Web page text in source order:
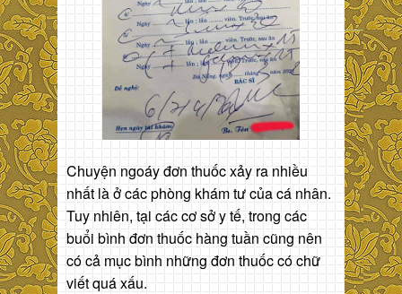
Chuyện ngoáy đơn thuốc xảy ra nhiều
nhất là ở các phòng khám tư của cá nhân.
Tuy nhiên, tại các cơ sở y tế, trong các
buổi bình đơn thuốc hàng tuần cũng nên
có cả mục bình những đơn thuốc có chữ
viết quá xấu.